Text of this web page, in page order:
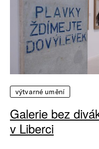
výtvarné umění
Galerie bez
v Liberci